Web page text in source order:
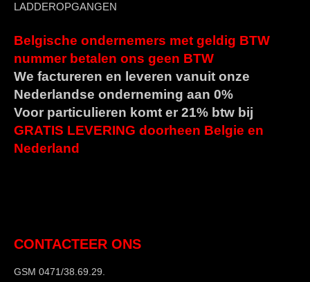
LADDEROPGANGEN
Belgische ondernemers met geldig BTW
nummer betalen ons geen BTW
We factureren en leveren vanuit onze
Nederlandse onderneming aan 0%
Voor particulieren komt er 21% btw bij
GRATIS LEVERING doorheen Belgie en
Nederland
CONTACTEER ONS
GSM 0471/38.69.29.